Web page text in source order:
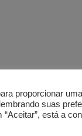
proporcionar uma
suas
está a